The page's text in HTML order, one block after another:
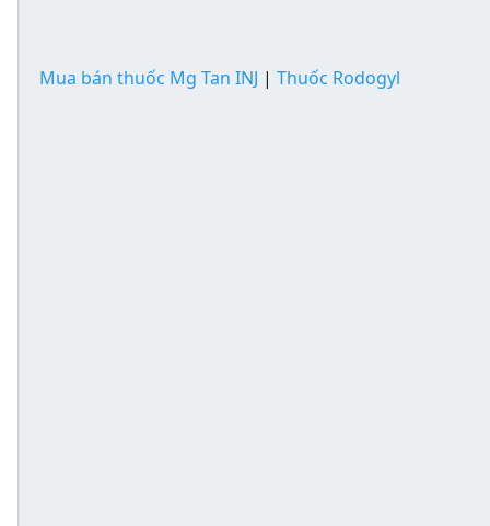
Mua bán thuốc Mg Tan INJ | Thuốc Rodogyl